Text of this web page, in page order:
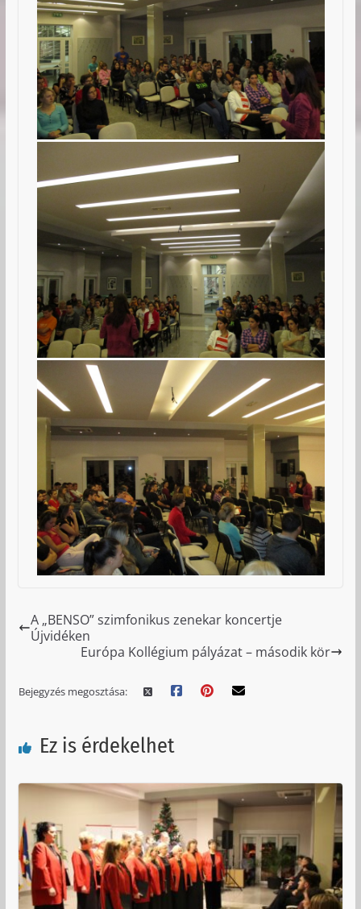
A „BENSO” szimfonikus zenekar koncertje
Újvidéken
Európa Kollégium pályázat – második kör
Bejegyzés megosztása:
Ez is érdekelhet